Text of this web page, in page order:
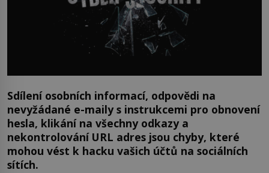
Sdílení osobních informací, odpovědi na
nevyžádané e-maily s instrukcemi pro obnovení
hesla, klikání na všechny odkazy a
nekontrolování URL adres jsou chyby, které
mohou vést k hacku vašich účtů na sociálních
sítích.